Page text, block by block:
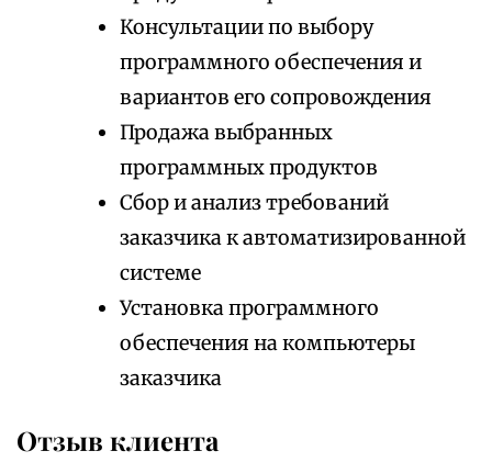
Консультации по выбору
программного обеспечения и
вариантов его сопровождения
Продажа выбранных
программных продуктов
Сбор и анализ требований
заказчика к автоматизированной
системе
Установка программного
обеспечения на компьютеры
заказчика
Отзыв клиента